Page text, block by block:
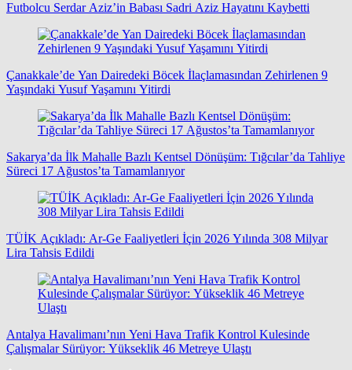
Futbolcu Serdar Aziz’in Babası Sadri Aziz Hayatını Kaybetti
Çanakkale’de Yan Dairedeki Böcek İlaçlamasından Zehirlenen 9
Yaşındaki Yusuf Yaşamını Yitirdi
Sakarya’da İlk Mahalle Bazlı Kentsel Dönüşüm: Tığcılar’da Tahliye
Süreci 17 Ağustos’ta Tamamlanıyor
TÜİK Açıkladı: Ar-Ge Faaliyetleri İçin 2026 Yılında 308 Milyar
Lira Tahsis Edildi
Antalya Havalimanı’nın Yeni Hava Trafik Kontrol Kulesinde
Çalışmalar Sürüyor: Yükseklik 46 Metreye Ulaştı